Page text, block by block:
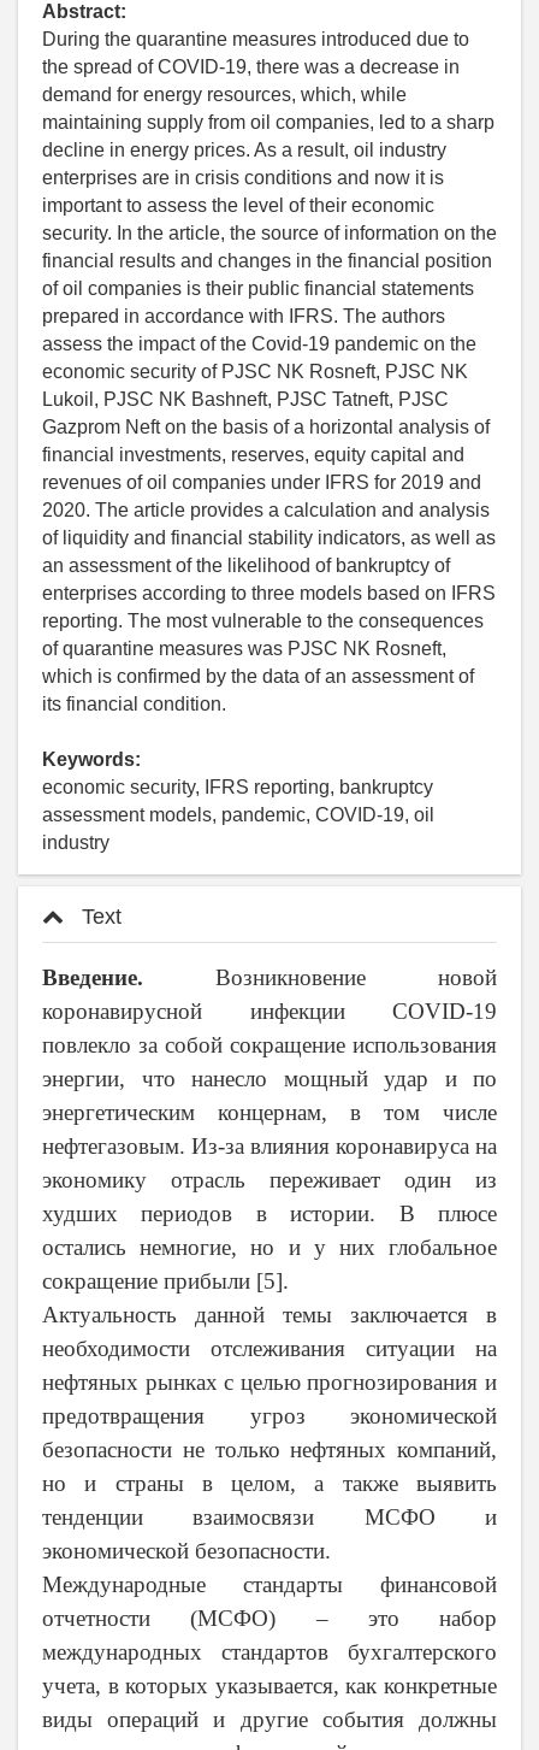
Abstract:
During the quarantine measures introduced due to
the spread of COVID-19, there was a decrease in
demand for energy resources, which, while
maintaining supply from oil companies, led to a sharp
decline in energy prices. As a result, oil industry
enterprises are in crisis conditions and now it is
important to assess the level of their economic
security. In the article, the source of information on the
financial results and changes in the financial position
of oil companies is their public financial statements
prepared in accordance with IFRS. The authors
assess the impact of the Covid-19 pandemic on the
economic security of PJSC NK Rosneft, PJSC NK
Lukoil, PJSC NK Bashneft, PJSC Tatneft, PJSC
Gazprom Neft on the basis of a horizontal analysis of
financial investments, reserves, equity capital and
revenues of oil companies under IFRS for 2019 and
2020. The article provides a calculation and analysis
of liquidity and financial stability indicators, as well as
an assessment of the likelihood of bankruptcy of
enterprises according to three models based on IFRS
reporting. The most vulnerable to the consequences
of quarantine measures was PJSC NK Rosneft,
which is confirmed by the data of an assessment of
its financial condition.
Keywords:
economic security, IFRS reporting, bankruptcy
assessment models, pandemic, COVID-19, oil
industry
Text
Введение. Возникновение новой
коронавирусной инфекции COVID-19
повлекло за собой сокращение использования
энергии, что нанесло мощный удар и по
энергетическим концернам, в том числе
нефтегазовым. Из-за влияния коронавируса на
экономику отрасль переживает один из
худших периодов в истории. В плюсе
остались немногие, но и у них глобальное
сокращение прибыли [5].
Актуальность данной темы заключается в
необходимости отслеживания ситуации на
нефтяных рынках с целью прогнозирования и
предотвращения угроз экономической
безопасности не только нефтяных компаний,
но и страны в целом, а также выявить
тенденции взаимосвязи МСФО и
экономической безопасности.
Международные стандарты финансовой
отчетности (МСФО) – это набор
международных стандартов бухгалтерского
учета, в которых указывается, как конкретные
виды операций и другие события должны